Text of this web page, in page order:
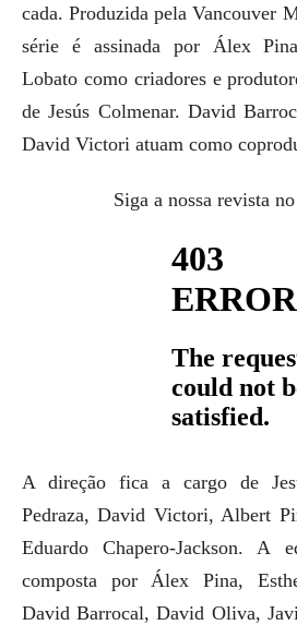
cada. Produzida pela Vancouver
série é assinada por Álex
Lobato como criadores e
de Jesús Colmenar. David
David Victori atuam como
Siga a nossa revista
A direção fica a cargo de
Pedraza, David Victori, Albert
Eduardo Chapero-Jackson. A
composta por Álex Pina,
David Barrocal, David Oliva,